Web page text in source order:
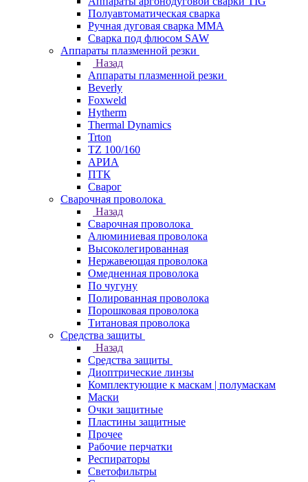
Полуавтоматическая сварка
Ручная дуговая сварка MMA
Сварка под флюсом SAW
Аппараты плазменной резки
Назад
Аппараты плазменной резки
Beverly
Foxweld
Hytherm
Thermal Dynamics
Trton
TZ 100/160
АРИА
ПТК
Сварог
Сварочная проволока
Назад
Сварочная проволока
Алюминиевая проволока
Высоколегированная
Нержавеющая проволока
Омедненная проволока
По чугуну
Полированная проволока
Порошковая проволока
Титановая проволока
Средства защиты
Назад
Средства защиты
Диоптрические линзы
Комплектующие к маскам | полумаскам
Маски
Очки защитные
Пластины защитные
Прочее
Рабочие перчатки
Респираторы
Светофильтры